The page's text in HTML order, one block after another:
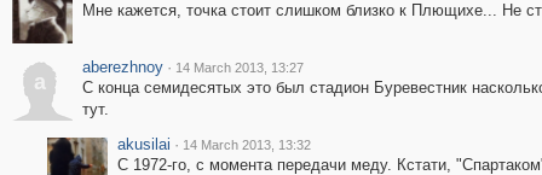
Мне кажется, точка стоит слишком близко к Плющихе... Не
a
aberezhnoy · 14 March 2013, 13:27
С конца семидесятых это был стадион Буревестник
тут.
akusilai · 14 March 2013, 13:32
С 1972-го, с момента передачи меду. Кстати,